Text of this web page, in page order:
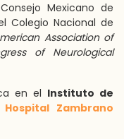
Mexicano de
Colegio Nacional de
Association of
of Neurological
en el Instituto de
Hospital Zambrano